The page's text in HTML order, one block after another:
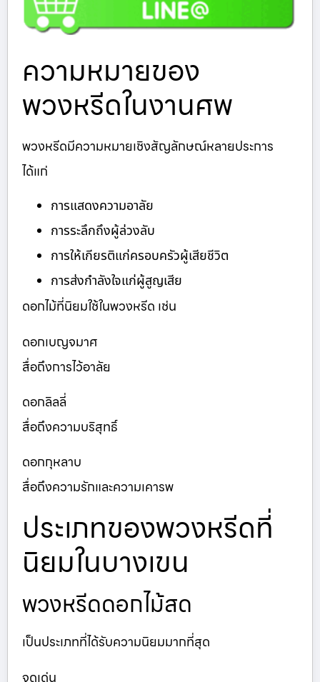
ความหมายของ
พวงหรีดในงานศพ
พวงหรีดมีความหมายเชิงสัญลักษณ์หลายประการ
ได้แก่
การแสดงความอาลัย
การระลึกถึงผู้ล่วงลับ
การให้เกียรติแก่ครอบครัวผู้เสียชีวิต
การส่งกำลังใจแก่ผู้สูญเสีย
ดอกไม้ที่นิยมใช้ในพวงหรีด เช่น
ดอกเบญจมาศ
สื่อถึงการไว้อาลัย
ดอกลิลลี่
สื่อถึงความบริสุทธิ์
ดอกกุหลาบ
สื่อถึงความรักและความเคารพ
ประเภทของพวงหรีดที่
นิยมในบางเขน
พวงหรีดดอกไม้สด
เป็นประเภทที่ได้รับความนิยมมากที่สุด
จุดเด่น